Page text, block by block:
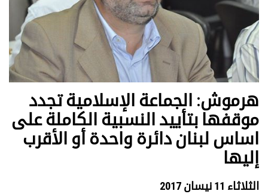
هرموش: الجماعة الإسلامية تجدد
موقفها بتأييد النسبية الكاملة على
اساس لبنان دائرة واحدة أو الأقرب
إليها
الثلاثاء 11 نيسان 2017